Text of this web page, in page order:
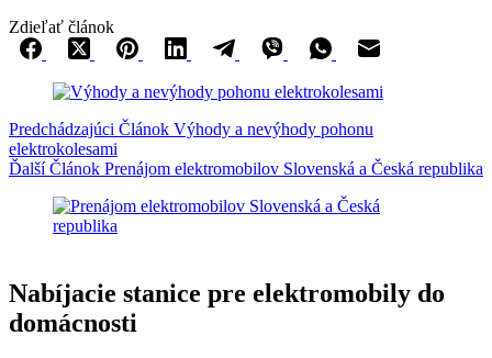
Zdieľať článok
Predchádzajúci Článok Výhody a nevýhody pohonu
elektrokolesami
ĎalšíČlánok Prenájom elektromobilov Slovenská a Česká republika
Nabíjacie stanice pre elektromobily do
domácnosti